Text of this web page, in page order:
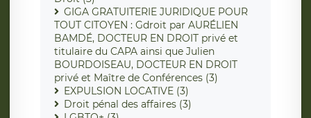
GIGA GRATUITERIE JURIDIQUE POUR
TOUT CITOYEN : Gdroit par AURÉLIEN
BAMDÉ, DOCTEUR EN DROIT privé et
titulaire du CAPA ainsi que Julien
BOURDOISEAU, DOCTEUR EN DROIT
privé et Maître de Conférences (3)
EXPULSION LOCATIVE (3)
Droit pénal des affaires (3)